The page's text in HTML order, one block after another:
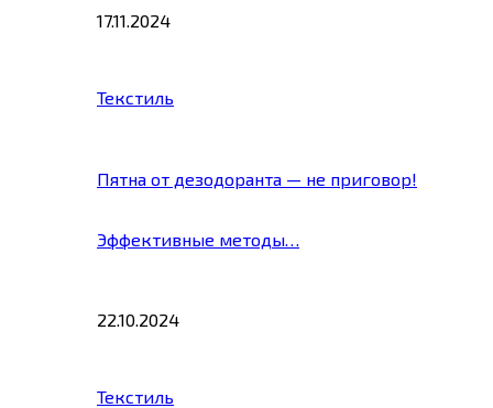
17.11.2024
Текстиль
Пятна от дезодоранта — не приговор!
Эффективные методы…
22.10.2024
Текстиль